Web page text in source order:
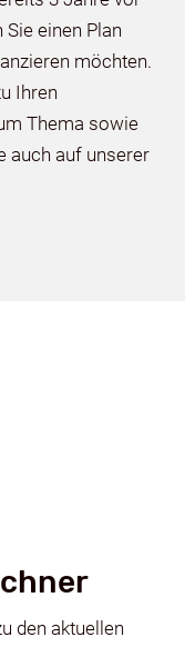
einen Plan
möchten.
Ihren
Thema sowie
auch auf unserer
den aktuellen